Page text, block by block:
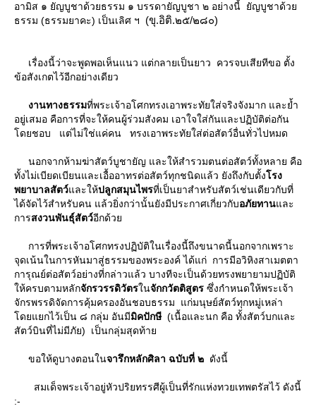
อามิส ๑ ยัญบูชาด้วยธรรม ๑ บรรดายัญบูชา ๒ อย่างนี้ ยัญบูชาด้ว
ธรรม (ธรรมยาคะ) เป็นเลิศ ฯ
(ขุ.อิติ.๒๕/๒๘๐)
เรื่องนี้ว่าจะพูดพอเห็นแนว แต่กลายเป็นยาว ควรจบเสียทีขอ ตั้ง
ข้อสังเกตไว้อีกอย่างเดียว
งานทางธรรมที่พระเจ้าอโศกทรงเอาพระทัยใส่จริงจังมาก และย้ำ
อยู่เสมอ คือการที่จะให้คนผู้ร่วมสังคม เอาใจใส่กันและปฏิบัติต่อกัน
ดยชอบ แต่ไม่ใช่แค่คน ทรงเอาพระทัยใส่ต่อสัตว์อื่นทั่วไปหมด
นอกจากห้ามฆ่าสัตว์บูชายัญ และให้สำรวมตนต่อสัตว์ทั้งหลาย คือ
ทั้งไม่เบียดเบียนและเอื้ออาทรต่อสัตว์ทุกชนิดแล้ว ยังถึงกับตั้งรง
พยาบาลสัตว์ละให้ปลูกสมุนไพรที่เป็นยาสำหรับสัตว์เช่นเดียวกับที่
ได้จัดไว้สำหรับคน แล้วยิ่งกว่านั้นยังมีประกาศเกี่ยวกับอภัยทานละ
การสงวนพันธุ์สัตว์อีกด้ว
การที่พระเจ้าอโศกทรงปฏิบัติในเรื่องนี้ถึงขนาดนี้นอกจากเพราะ
จุดเน้นในการหันมาสู่ธรรมของพระองค์ ได้แก่ การมีอวิหิงสาเมตตา
การุณย์ต่อสัตว์อย่างที่กล่าวแล้ว บางทีจะเป็นด้วยทรงพยายามปฏิบัติ
ห้ครบตามหลักจักรวรรดิวัตรนจักกวัตติสูตร ซึ่งกำหนดให้พระเจ้า
จักรพรรดิจัดการคุ้มครองอันชอบธรรม แก่มนุษย์สัตว์ทุกหมู่เหล่า
ดยแยกไว้เป็น ๘ กลุ่ม อันมีมิคปักษี (เนื้อและนก คือ ทั้งสัตว์บกและ
สัตว์บินที่ไม่มีภัย) เป็นกลุ่มสุดท้า
ขอให้ดูบางตอนในจารึกหลักศิลา ฉบับที่ ๒ ดังนี้
สมเด็จพระเจ้าอยู่หัวปริยทรรศีผู้เป็นที่รักแห่งทวยเทพตรัสไว้ ดังนี้
:-